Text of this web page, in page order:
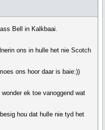
Bell in Kalkbaai.
ons in hulle het nie Scotch
ons hoor daar is baie:))
ek toe vanoggend wat
hou dat hulle nie tyd het